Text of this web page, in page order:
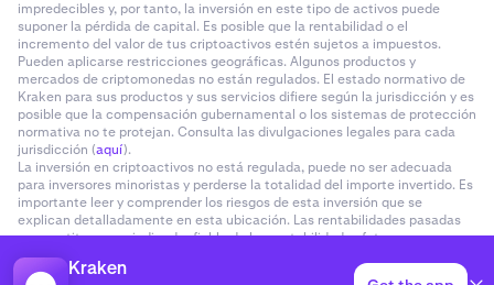
Kraken
impredecibles y, por tanto, la inversión en este tipo de activos puede
suponer la pérdida de capital. Es posible que la rentabilidad o el
incremento del valor de tus criptoactivos estén sujetos a impuestos.
Pueden aplicarse restricciones geográficas. Algunos productos y
mercados de criptomonedas no están regulados. El estado normativo de
Kraken para sus productos y sus servicios difiere según la jurisdicción y es
posible que la compensación gubernamental o los sistemas de protección
normativa no te protejan. Consulta las divulgaciones legales para cada
jurisdicción (aquí).
La inversión en criptoactivos no está regulada, puede no ser adecuada
para inversores minoristas y perderse la totalidad del importe invertido. Es
importante leer y comprender los riesgos de esta inversión que se
explican detalladamente en esta ubicación. Las rentabilidades pasadas
no constituyen un indicador fiable de las rentabilidades futuras.